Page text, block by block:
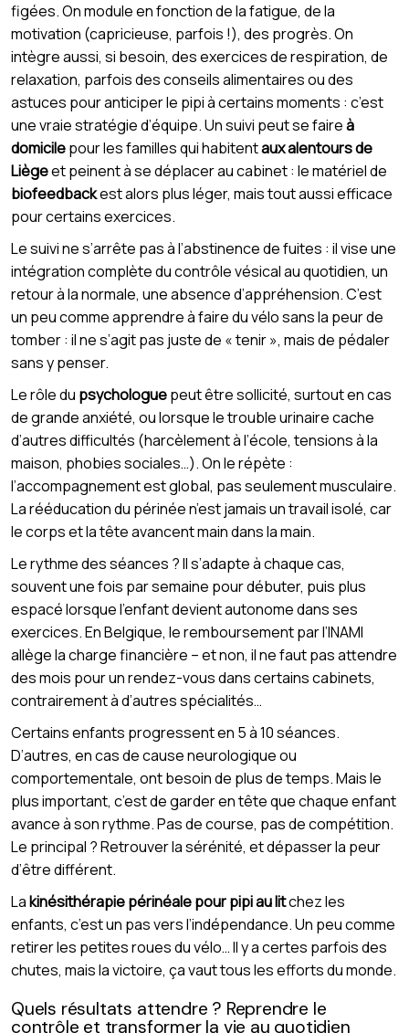
figées. On module en fonction de la fatigue, de la
motivation (capricieuse, parfois !), des progrès. On
intègre aussi, si besoin, des exercices de respiration, de
relaxation, parfois des conseils alimentaires ou des
astuces pour anticiper le pipi à certains moments : c’est
une vraie stratégie d’équipe. Un suivi peut se faireà
domicilepour les familles qui habitentaux alentours de
Liègeet peinent à se déplacer au cabinet : le matériel de
biofeedbackest alors plus léger, mais tout aussi efficace
pour certains exercices.
Le suivi ne s’arrête pas à l’abstinence de fuites : il vise une
intégration complète du contrôle vésical au quotidien, un
retour à la normale, une absence d’appréhension. C’est
un peu comme apprendre à faire du vélo sans la peur de
tomber : il ne s’agit pas juste de « tenir », mais de pédaler
sans y penser.
Le rôle du psychologuepeut être sollicité, surtout en cas
de grande anxiété, ou lorsque le trouble urinaire cache
d’autres difficultés (harcèlement à l’école, tensions à la
maison, phobies sociales…). On le répète :
l’accompagnement est global, pas seulement musculaire.
La rééducation du périnée n’est jamais un travail isolé, car
le corps et la tête avancent main dans la main.
Le rythme des séances ? Il s’adapte à chaque cas,
souvent une fois par semaine pour débuter, puis plus
espacé lorsque l’enfant devient autonome dans ses
exercices. En Belgique, le remboursement par l’INAMI
allège la charge financière – et non, il ne faut pas attendre
des mois pour un rendez-vous dans certains cabinets,
contrairement à d’autres spécialités…
Certains enfants progressent en 5 à 10 séances.
D’autres, en cas de cause neurologique ou
comportementale, ont besoin de plus de temps. Mais le
plus important, c’est de garder en tête que chaque enfant
avance à son rythme. Pas de course, pas de compétition.
Le principal ? Retrouver la sérénité, et dépasser la peur
d’être différent.
Lakinésithérapie périnéale pour pipi au litchez les
enfants, c’est un pas vers l’indépendance. Un peu comme
retirer les petites roues du vélo… Il y a certes parfois des
chutes, mais la victoire, ça vaut tous les efforts du monde.
Quels résultats attendre ? Reprendre le
contrôle et transformer la vie au quotidien